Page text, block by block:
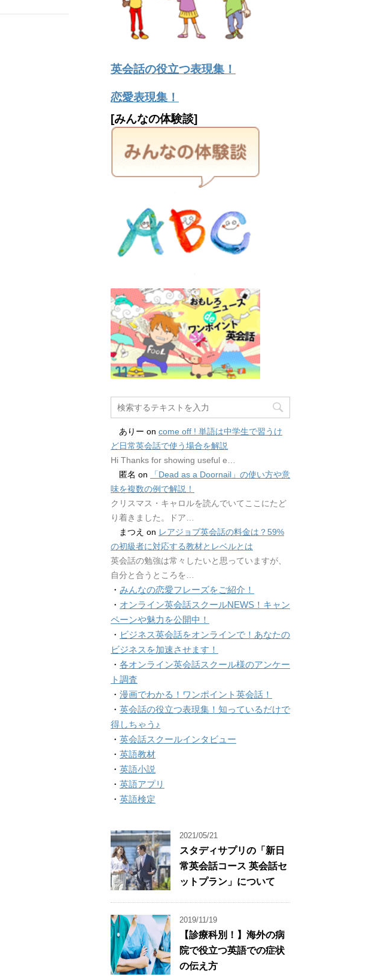
英会話の役立つ表現集！
恋愛表現集！
[みんなの体験談]
ありー on come off ! 単語は中学生で習うけ
ど日常英会話で使う場合を解説
Hi Thanks for showing useful e…
匿名 on
「Dead as a Doornail」の使い方や意
味を複数の例で解説！
クリスマス・キャロルを読んでいてここにたど
り着きました。ドア…
まつえ on レアジョブ英会話の料金は？59%
の初級者に対応する教材とレベルとは
英会話の勉強は常々したいと思っていますが、
自分と合うところを…
・ みんなの恋愛フレーズをご紹介！
・ オンライン英会話スクールNEWS！キャン
ペーンや魅力を公開中！
・ ビジネス英会話をオンラインで！あなたの
ビジネスを加速させます！
・ 各オンライン英会話スクール様のアンケー
ト調査
・ 漫画でわかる！ワンポイント英会話！
・ 英会話の役立つ表現集！知っているだけで
得しちゃう♪
・ 英会話スクールインタビュー
・ 英語教材
・ 英語小説
・ 英語アプリ
・ 英語検定
2021/05/21
スタディサプリの「新日
常英会話コース 英会話セ
ットプラン」について
2019/11/19
【診療科別！】海外の病
院で役立つ英語での症状
の伝え方